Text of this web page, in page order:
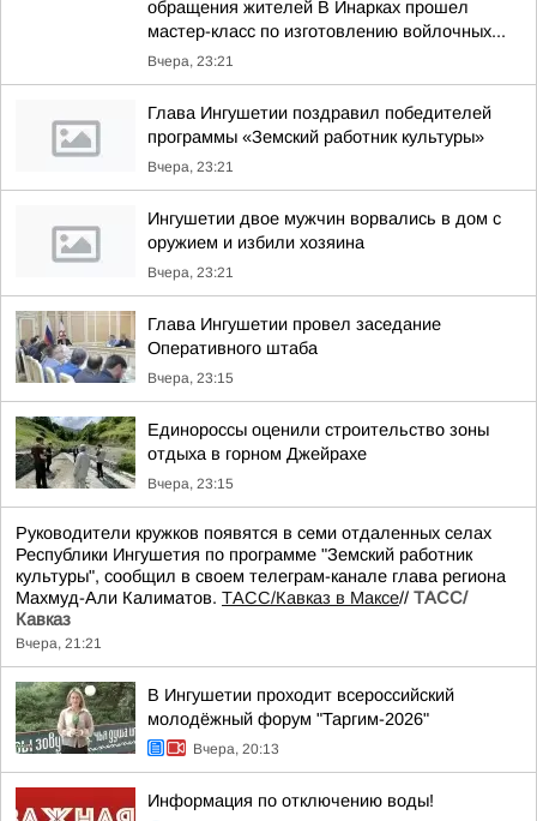
обращения жителей В Инарках прошел
мастер-класс по изготовлению войлочных...
Вчера, 23:21
Глава Ингушетии поздравил победителей
программы «Земский работник культуры»
Вчера, 23:21
Ингушетии двое мужчин ворвались в дом с
оружием и избили хозяина
Вчера, 23:21
Глава Ингушетии провел заседание
Оперативного штаба
Вчера, 23:15
Единороссы оценили строительство зоны
отдыха в горном Джейрахе
Вчера, 23:15
Руководители кружков появятся в семи отдаленных селах
Республики Ингушетия по программе "Земский работник
культуры", сообщил в своем телеграм-канале глава региона
Махмуд-Али Калиматов. ТАСС/Кавказ в Максе// ТАСС/
Кавказ
Вчера, 21:21
В Ингушетии проходит всероссийский
молодёжный форум "Таргим-2026"
Вчера, 20:13
Информация по отключению воды!